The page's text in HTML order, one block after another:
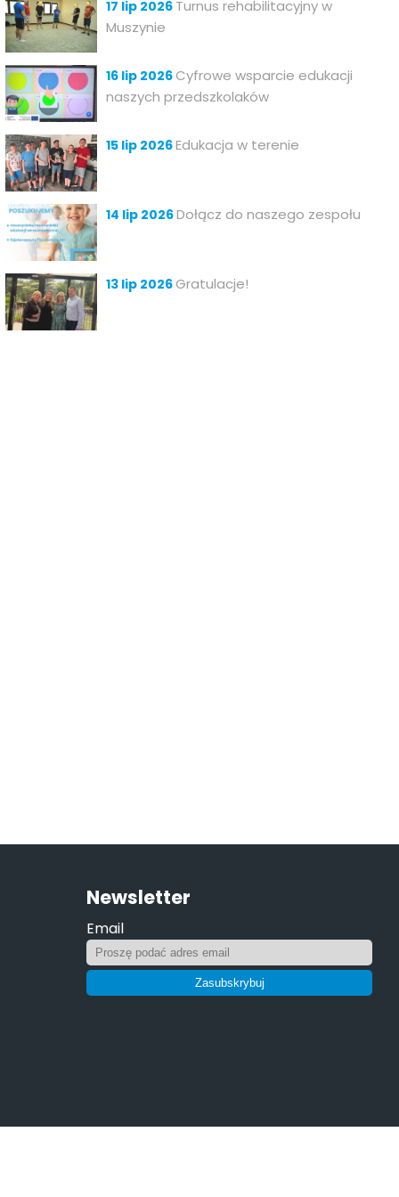
17 lip 2026 Turnus rehabilitacyjny w
Muszynie
16 lip 2026 Cyfrowe wsparcie edukacji
naszych przedszkolaków
15 lip 2026Edukacja w terenie
14 lip 2026Dołącz do naszego zespołu
13 lip 2026 Gratulacje!
Newsletter
Email
Zasubskrybuj